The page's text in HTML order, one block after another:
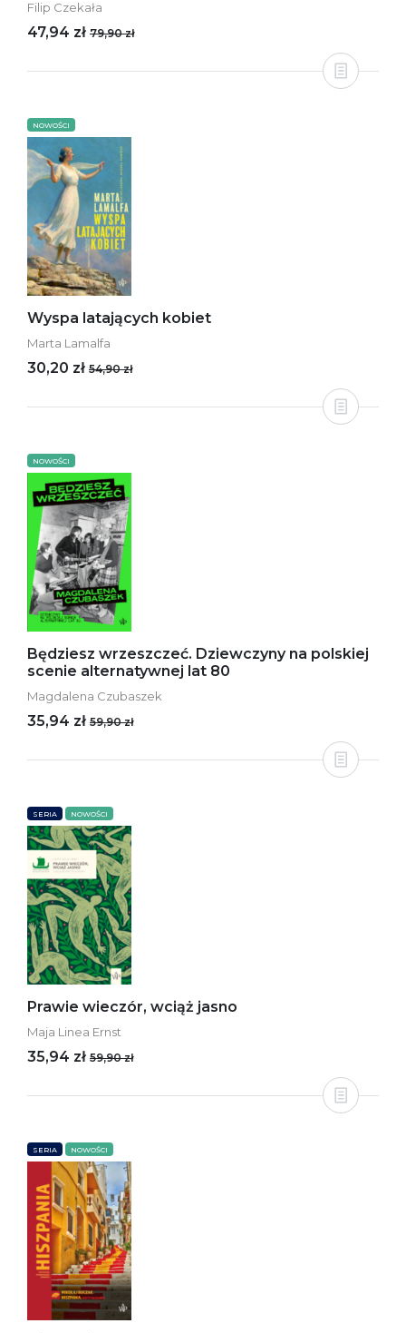
Filip Czekała
47,94 zł 79,90 zł
NOWOŚCI
Wyspa latających kobiet
Marta Lamalfa
30,20 zł 54,90 zł
NOWOŚCI
Będziesz wrzeszczeć. Dziewczyny na polskiej
scenie alternatywnej lat 80
Magdalena Czubaszek
35,94 zł 59,90 zł
SERIA NOWOŚCI
Prawie wieczór, wciąż jasno
Maja Linea Ernst
35,94 zł 59,90 zł
SERIA NOWOŚCI